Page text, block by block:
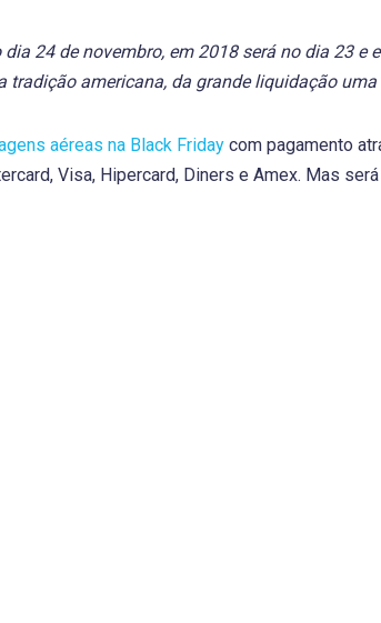
24 de novembro, em 2018 será no dia 23 e
tradição americana, da grande liquidação
aéreas na Black Fridaycom pagamento
Visa, Hipercard, Diners e Amex. Mas